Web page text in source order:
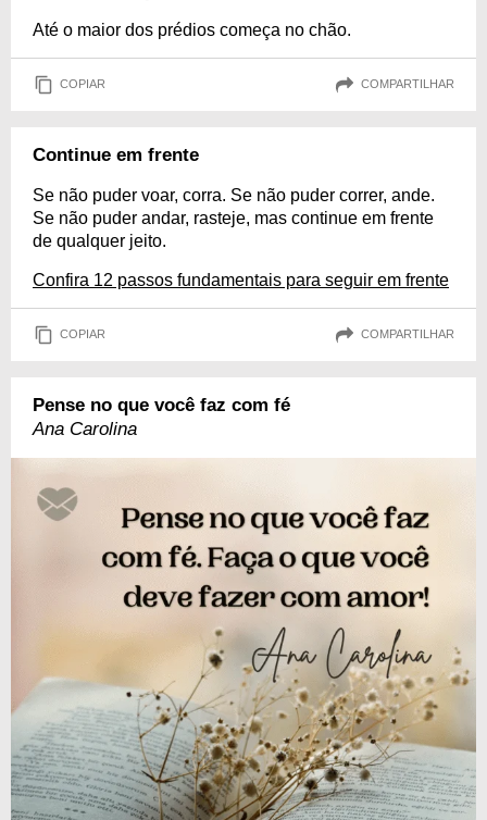
Até o maior dos prédios começa no chão.
COPIAR COMPARTILHAR
Continue em frente
Se não puder voar, corra. Se não puder correr, ande.
Se não puder andar, rasteje, mas continue em frente
de qualquer jeito.
Confira 12 passos fundamentais para seguir em frente
COPIAR COMPARTILHAR
Pense no que você faz com fé
Ana Carolina